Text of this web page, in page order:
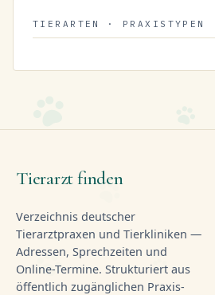
TIERARTEN · PRAXISTYPEN
Tierarzt finden
Verzeichnis deutscher
Tierarztpraxen und Tierkliniken —
Adressen, Sprechzeiten und
Online-Termine. Strukturiert aus
öffentlich zugänglichen Praxis-